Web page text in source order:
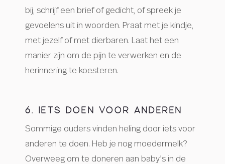
bij, schrijf een brief of gedicht, of spreek je
gevoelens uit in woorden. Praat met je kindje,
met jezelf of met dierbaren. Laat het een
manier zijn om de pijn te verwerken en de
herinnering te koesteren.
6. IETS DOEN VOOR ANDEREN
Sommige ouders vinden heling door iets voor
anderen te doen. Heb je nog moedermelk?
Overweeg om te doneren aan baby’s in de